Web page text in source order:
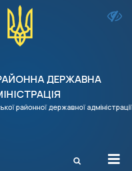
ДЕРЖАВНА
районної державної адміністрації